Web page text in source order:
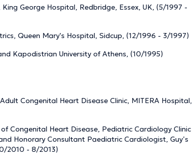
George Hospital, Redbridge, Essex, UK, (5/1997 -
Queen Mary's Hospital, Sidcup, (12/1996 - 3/1997)
Kapodistrian University of Athens, (10/1995)
Congenital Heart Disease Clinic, MITERA Hospital,
Congenital Heart Disease, Pediatric Cardiology Clinic
Honorary Consultant Paediatric Cardiologist, Guy’s
2010 - 8/2013)